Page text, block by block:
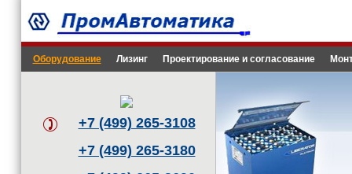
Оборудование Лизинг Проектирование и согласование
+7 (499) 265-3108
+7 (499) 265-3180